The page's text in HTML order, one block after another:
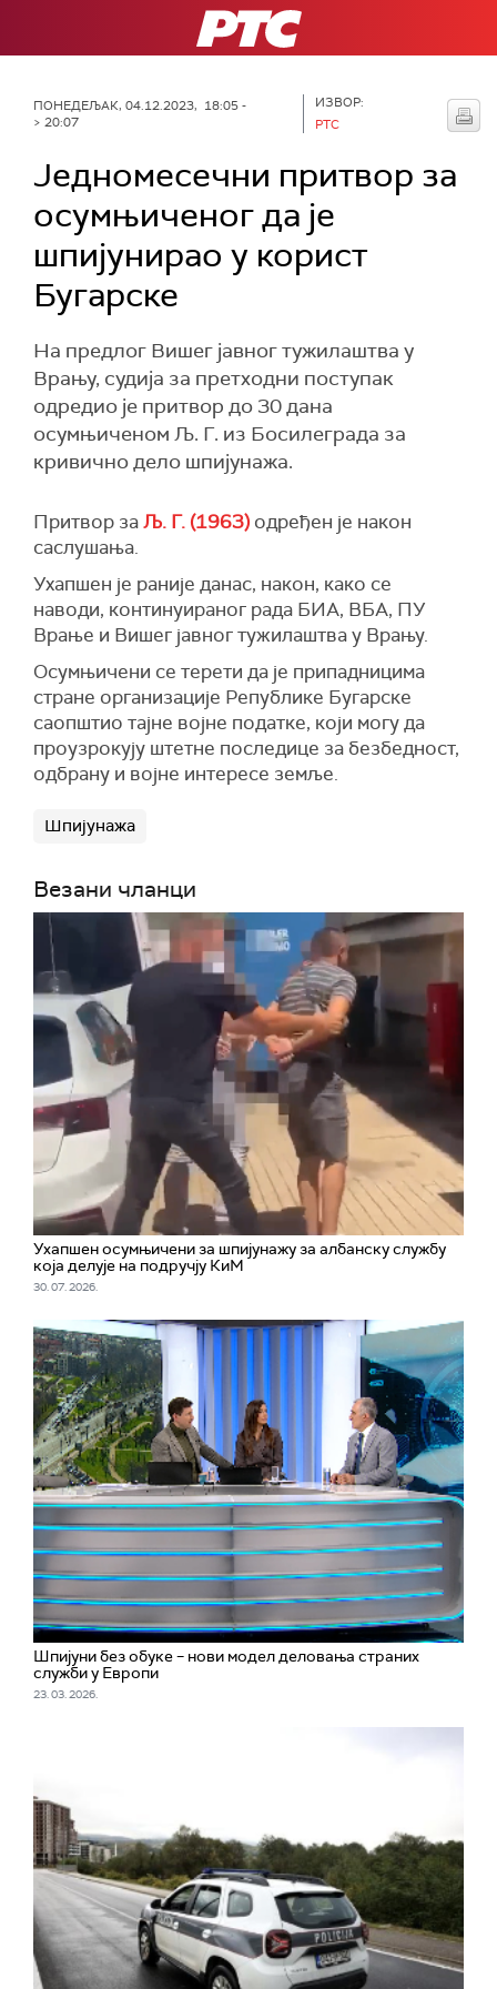
РТС
ПОНЕДЕЉАК, 04.12.2023, 18:05 -
> 20:07
ИЗВОР:
РТС
Једномесечни притвор за
осумњиченог да је
шпијунирао у корист
Бугарске
На предлог Вишег јавног тужилаштва у
Врању, судија за претходни поступак
одредио је притвор до 30 дана
осумњиченом Љ. Г. из Босилеграда за
кривично дело шпијунажа.
Притвор заЉ. Г. (1963)одређен је након
саслушања.
Ухапшен је раније данас, након, како се
наводи, континуираног рада БИА, ВБА, ПУ
Врање и Вишег јавног тужилаштва у Врању.
Осумњичени се терети да је припадницима
стране организације Републике Бугарске
саопштио тајне војне податке, који могу да
проузрокују штетне последице за безбедност,
одбрану и војне интересе земље.
Шпијунажа
Везани чланци
Ухапшен осумњичени за шпијунажу за албанску службу
која делује на подручју КиМ
30. 07. 2026.
Шпијуни без обуке – нови модел деловања страних
служби у Европи
23. 03. 2026.